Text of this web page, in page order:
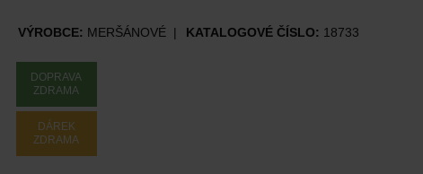
VÝROBCE: MERŠÁNOVÉ KATALOGOVÉ ČÍSLO: 18733
DOPRAVA
ZDRAMA
DÁREK
ZDRAMA